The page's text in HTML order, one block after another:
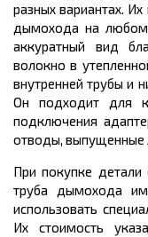
разных вариантах.
дымохода на любом
аккуратный вид
волокно в
внутренней трубы и
Он подходит для
подключения
отводы,
При покупке детали
труба дымохода
использовать
Их стоимость